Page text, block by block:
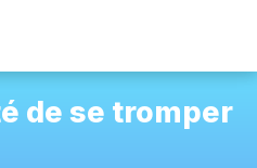
de se tromper